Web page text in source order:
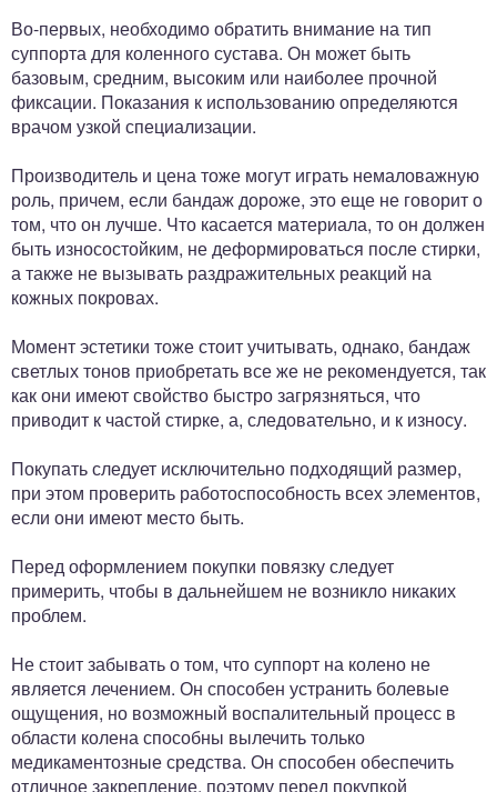
Во-первых, необходимо обратить внимание на тип
суппорта для коленного сустава. Он может быть
базовым, средним, высоким или наиболее прочной
фиксации. Показания к использованию определяются
врачом узкой специализации.
Производитель и цена тоже могут играть немаловажную
роль, причем, если бандаж дороже, это еще не говорит о
том, что он лучше. Что касается материала, то он должен
быть износостойким, не деформироваться после стирки,
а также не вызывать раздражительных реакций на
кожных покровах.
Момент эстетики тоже стоит учитывать, однако, бандаж
светлых тонов приобретать все же не рекомендуется, так
как они имеют свойство быстро загрязняться, что
приводит к частой стирке, а, следовательно, и к износу.
Покупать следует исключительно подходящий размер,
при этом проверить работоспособность всех элементов,
если они имеют место быть.
Перед оформлением покупки повязку следует
примерить, чтобы в дальнейшем не возникло никаких
проблем.
Не стоит забывать о том, что суппорт на колено не
является лечением. Он способен устранить болевые
ощущения, но возможный воспалительный процесс в
области колена способны вылечить только
медикаментозные средства. Он способен обеспечить
отличное закрепление, поэтому перед покупкой